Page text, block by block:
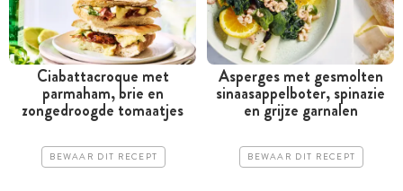
Ciabattacroque met
parmaham, brie en
zongedroogde tomaatjes
BEWAAR DIT RECEPT
Asperges met gesmolten
sinaasappelboter, spinazie
en grijze garnalen
BEWAAR DIT RECEPT